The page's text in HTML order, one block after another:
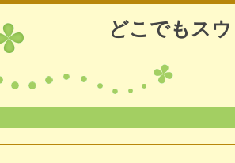
どこでもス